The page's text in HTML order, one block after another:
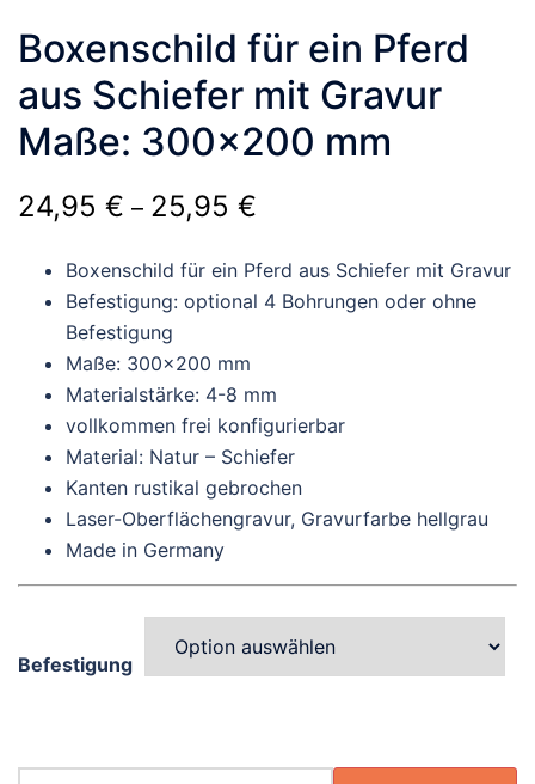
Boxenschild für ein Pferd
aus Schiefer mit Gravur
Maße: 300×200 mm
24,95 € – 25,95 €
bis
25,95 €
Boxenschild für ein Pferd aus Schiefer mit Gravur
Befestigung: optional 4 Bohrungen oder ohne
Befestigung
Maße: 300×200 mm
Materialstärke: 4-8 mm
vollkommen frei konfigurierbar
Material: Natur – Schiefer
Kanten rustikal gebrochen
Laser-Oberflächengravur, Gravurfarbe hellgrau
Made in Germany
Befestigung